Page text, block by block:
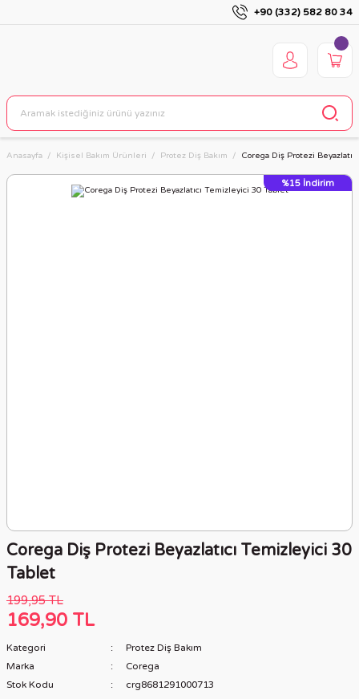
+90 (332) 582 80 34
Anasayfa Kişisel Bakım Ürünleri Protez Diş Bakım Corega Diş Protezi
%15 İndirim
Corega Diş Protezi Beyazlatıcı Temizleyici 30
Tablet
199,95 TL
169,90 TL
Kategori
Protez Diş Bakım
Marka
Corega
Stok Kodu
crg8681291000713